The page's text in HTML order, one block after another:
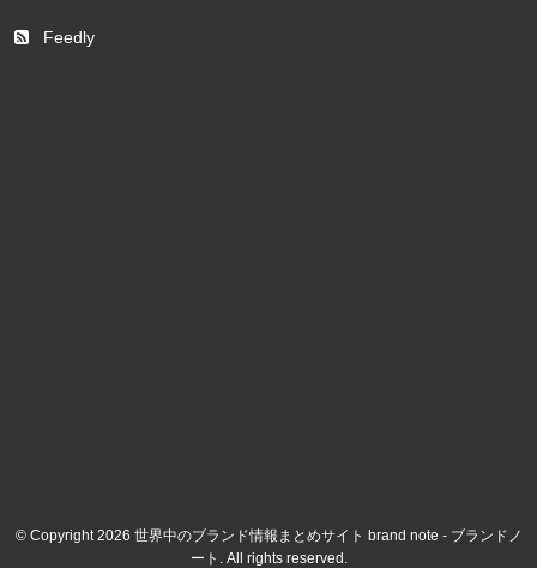
Feedly
© Copyright 2026 世界中のブランド情報まとめサイト brand note - ブランドノ
ート. All rights reserved.